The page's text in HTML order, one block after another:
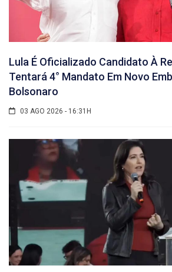
Lula É Oficializado Candidato À
Tentará 4° Mandato Em Novo
Bolsonaro
03 AGO 2026 - 16:31H